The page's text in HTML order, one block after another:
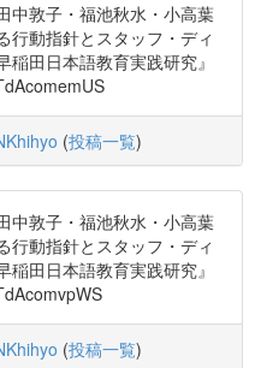
中敦子・福池秋水・小高葉
行動指針とスタッフ・ディ
田日本語教育実践研究』
(投稿一覧)
中敦子・福池秋水・小高葉
行動指針とスタッフ・ディ
田日本語教育実践研究』
(投稿一覧)